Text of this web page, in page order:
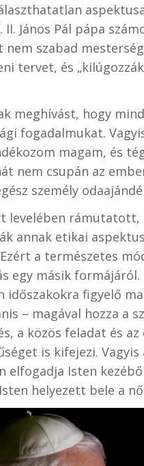
János Pál pápa
szabad
tervet, és
meghívást, hogy
fogadalmukat.
magam, és
nem csupán az
személy
levelében
annak etikai
a természetes
egy másik
időszakokra figyelő
– magával hozza a
a közös feladat és
is kifejezi.
elfogadja Isten
helyezett bele a